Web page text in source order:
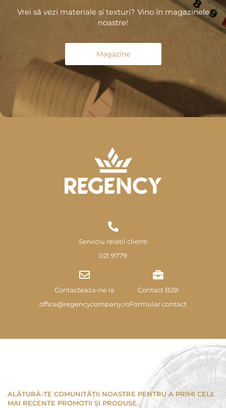
Vrei să vezi materiale și texturi? Vino în magazinele
noastre!
Magazine
Serviciu relatii clienti
021 9779
Contacteaza-ne la
office@regencycompany.ro
Contact B2B
Formular contact
ALĂTURĂ-TE COMUNITĂȚII NOASTRE PENTRU A PRIMI CELE
MAI RECENTE PROMOTII ȘI PRODUSE.